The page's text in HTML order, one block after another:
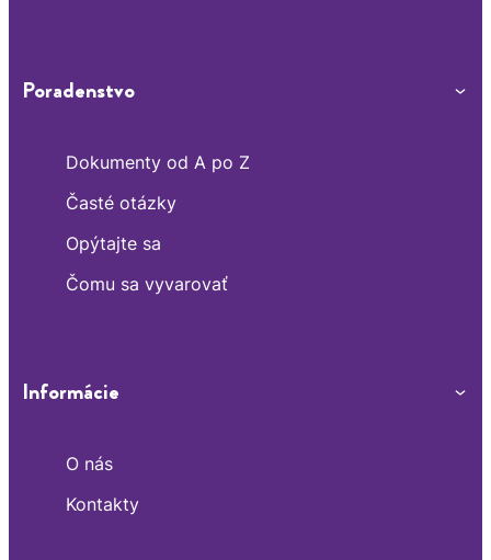
Poradenstvo
Dokumenty od A po Z
Časté otázky
Opýtajte sa
Čomu sa vyvarovať
Informácie
O nás
Kontakty